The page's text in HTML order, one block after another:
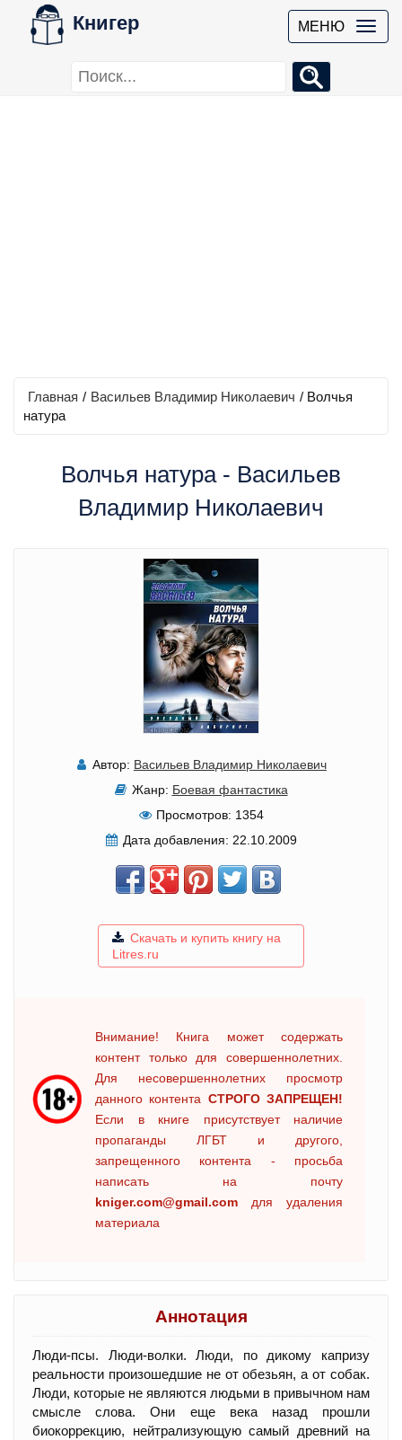
Книгер МЕНЮ
Главная / Васильев Владимир Николаевич / Волчья
натура
Волчья натура - Васильев
Владимир Николаевич
Автор: Васильев Владимир Николаевич
Жанр: Боевая фантастика
Просмотров: 1354
Дата добавления: 22.10.2009
Скачать и купить книгу на
Litres.ru
Внимание! Книга может содержать
контент только для совершеннолетних.
Для несовершеннолетних просмотр
данного контента СТРОГО ЗАПРЕЩЕН!
Если в книге присутствует наличие
пропаганды ЛГБТ и другого,
запрещенного контента - просьба
написать на почту
kniger.com@gmail.com для удаления
материала
Аннотация
Люди-псы. Люди-волки. Люди, по дикому капризу
реальности произошедшие не от обезьян, а от собак.
Люди, которые не являются людьми в привычном нам
смысле слова. Они еще века назад прошли
биокоррекцию, нейтрализующую самый древний на